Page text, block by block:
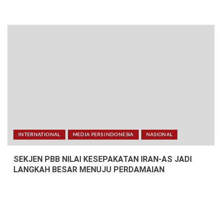
INTERNATIONAL MEDIA PERS INDONESIA NASIONAL
SEKJEN PBB NILAI KESEPAKATAN IRAN-AS JADI
LANGKAH BESAR MENUJU PERDAMAIAN